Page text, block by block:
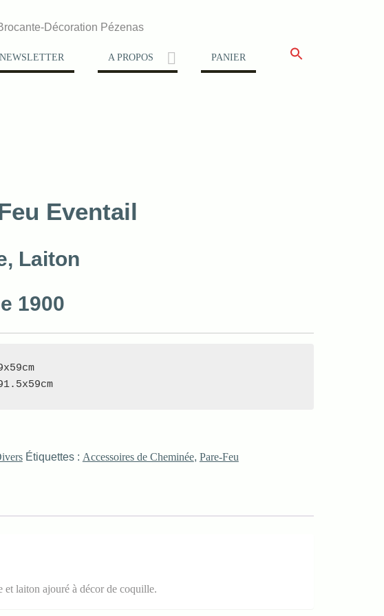
Décoration Pézenas
NEWSLETTER A PROPOS PANIER
Eventail
Laiton
1900
Étiquettes : Accessoires de Cheminée, Pare-Feu
et laiton ajouré à décor de coquille.